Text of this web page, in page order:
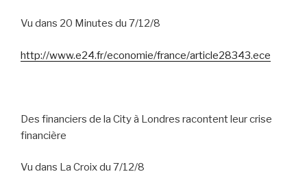
Vu dans 20 Minutes du 7/12/8
http://www.e24.fr/economie/france/article28343.ece
Des financiers de la City à Londres racontent leur crise
financière
Vu dans La Croix du 7/12/8